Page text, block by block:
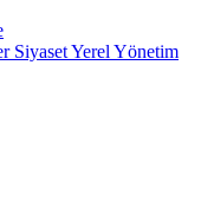
SiyasetYerel Yönetim